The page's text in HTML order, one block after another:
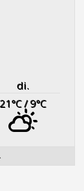
di.
21°C/ 9°C